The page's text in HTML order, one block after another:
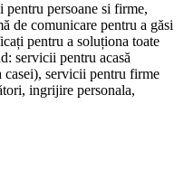
persoane si firme,
de comunicare pentru a găsi
pentru a soluționa toate
servicii pentru acasă
casei), servicii pentru firme
ingrijire personala,